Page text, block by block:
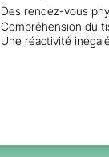
Des rendez-vous
Compréhension du
Une réactivité